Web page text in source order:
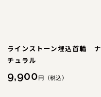
ラインストーン埋込首輪 ナ
チュラル
9,900円（税込）